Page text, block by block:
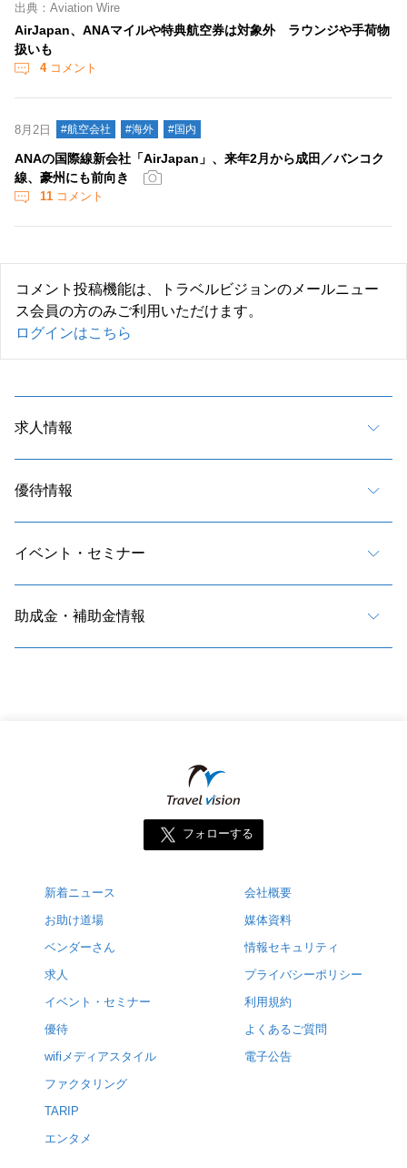
出典：Aviation Wire
AirJapan、ANAマイルや特典航空券は対象外 ラウンジや手荷物
扱いも
4コメント
8月2日 #航空会社 #海外 #国内
ANAの国際線新会社「AirJapan」、来年2月から成田／バンコク
線、豪州にも前向き
11 コメント
コメント投稿機能は、トラベルビジョンのメールニュー
ス会員の方のみご利用いただけます。
ログインはこちら
求人情報
優待情報
イベント・セミナー
助成金・補助金情報
フォローする
新着ニュース
お助け道場
ベンダーさん
求人
イベント・セミナー
優待
wifiメディアスタイル
ファクタリング
TARIP
エンタメ
会社概要
媒体資料
情報セキュリティ
プライバシーポリシー
利用規約
よくあるご質問
電子公告